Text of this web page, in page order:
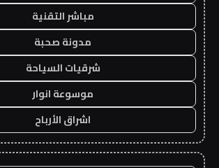
مباشر التقنية
مدونة صحبة
شرقيات السياحة
موسوعة انوار
اشراق الأرباح